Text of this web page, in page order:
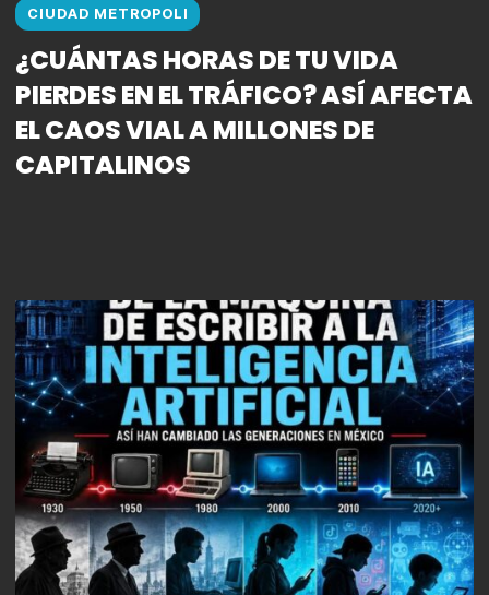
CIUDAD METROPOLI
¿CUÁNTAS HORAS DE TU VIDA
PIERDES EN EL TRÁFICO? ASÍ AFECTA
EL CAOS VIAL A MILLONES DE
CAPITALINOS